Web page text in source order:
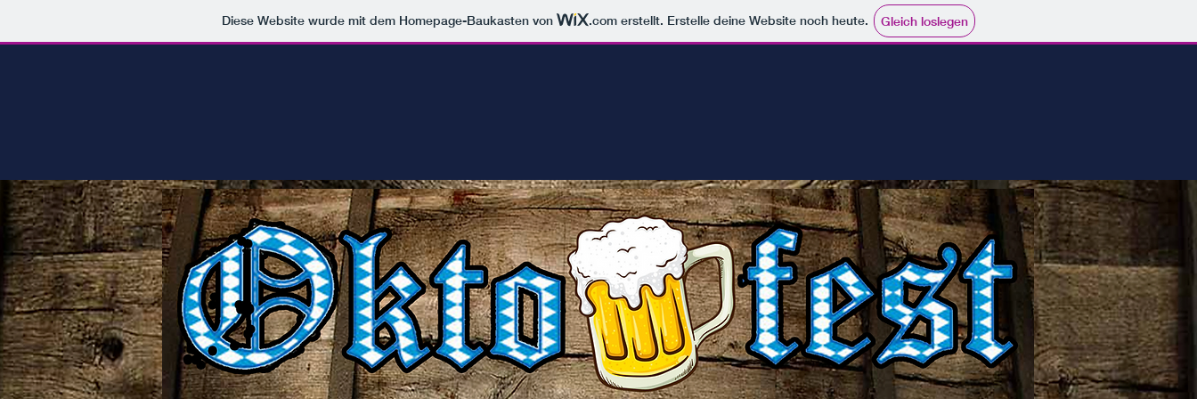
Diese Website wurde mit dem Homepage-Baukasten von .com erstellt. Erstelle deine Website noch heute. Gleich loslegen